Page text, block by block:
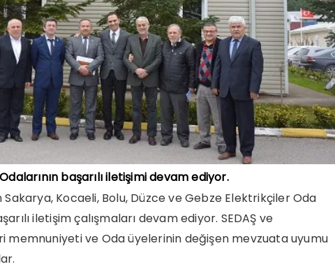
başarılı iletişimi devam ediyor.
Sakarya, Kocaeli, Bolu, Düzce ve Gebze Elektrikçiler Oda
iletişim çalışmaları devam ediyor. SEDAŞ ve
memnuniyeti ve Oda üyelerinin değişen mevzuata uyumu